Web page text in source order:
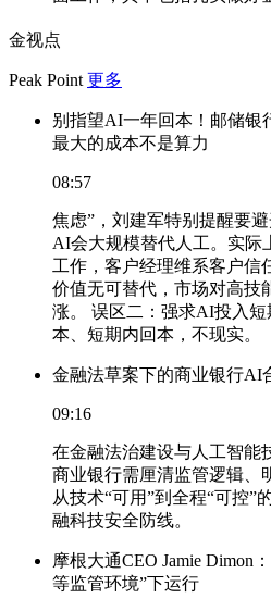
金视点
Peak Point 更多
别指望AI一年回本！邮储银
最大的成本不是算力
08:57
焦虑”，刘建军特别提醒要
AI会大规模替代人工。实际
工作，客户经理维系客户信
价值无可替代，市场对高技
涨。 误区二：强求AI投入
本、短期内回本，不现实。
金融法草案下的商业银行AI
09:16
在金融法治建设与人工智能
商业银行需厘清监管逻辑、
从技术“可用”到全程“可控”
融科技安全防线。
摩根大通CEO Jamie Dimon
等监管环境”下运行